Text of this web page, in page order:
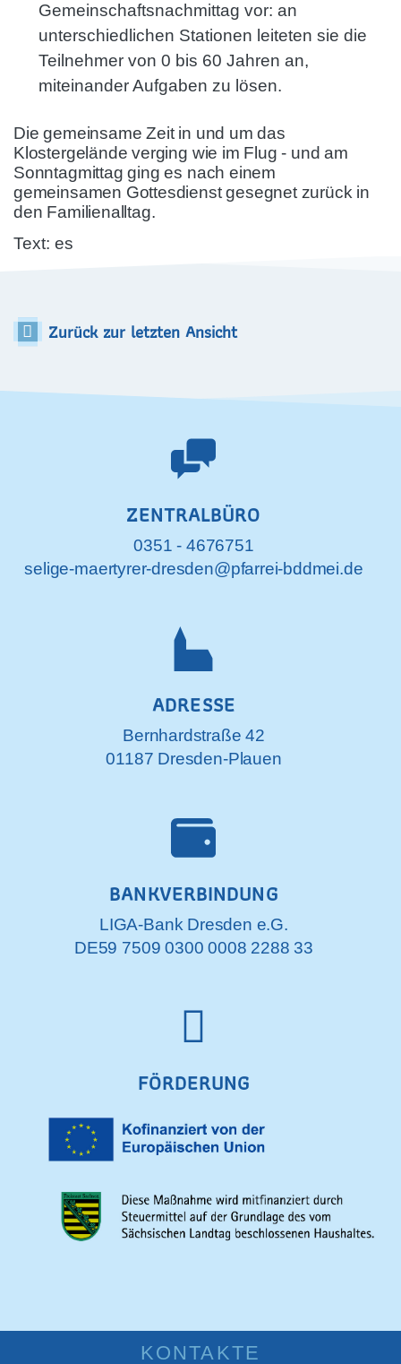
Gemeinschaftsnachmittag vor: an
unterschiedlichen Stationen leiteten sie die
Teilnehmer von 0 bis 60 Jahren an,
miteinander Aufgaben zu lösen.
Die gemeinsame Zeit in und um das
Klostergelände verging wie im Flug - und am
Sonntagmittag ging es nach einem
gemeinsamen Gottesdienst gesegnet zurück in
den Familienalltag.
Text: es
Zurück zur letzten Ansicht
ZENTRALBÜRO
0351 - 4676751
selige-maertyrer-dresden@pfarrei-bddmei.de
ADRESSE
Bernhardstraße 42
01187 Dresden-Plauen
BANKVERBINDUNG
LIGA-Bank Dresden e.G.
DE59 7509 0300 0008 2288 33
FÖRDERUNG
KONTAKTE